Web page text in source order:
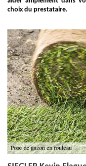
choix du prestataire.